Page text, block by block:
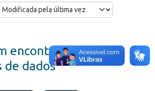
encontrados
de dados